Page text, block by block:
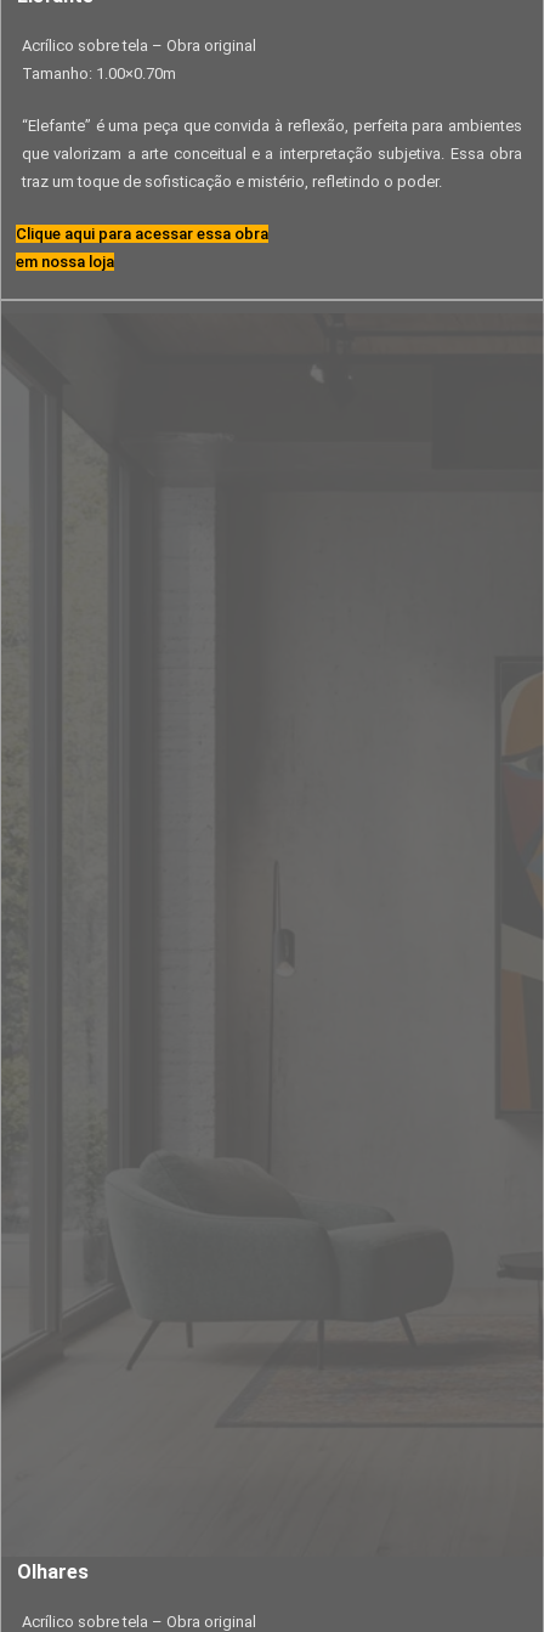
Acrílico sobre tela – Obra original
Tamanho: 1.00×0.70m
“Elefante” é uma peça que convida à reflexão, perfeita para ambientes
que valorizam a arte conceitual e a interpretação subjetiva. Essa obra
traz um toque de sofisticação e mistério, refletindo o poder.
Clique aqui para acessar essa obra
em nossa loja
Olhares
Acrílico sobre tela – Obra original